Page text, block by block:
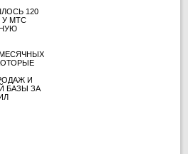
120
У МТС
И
БАЗЫ ЗА